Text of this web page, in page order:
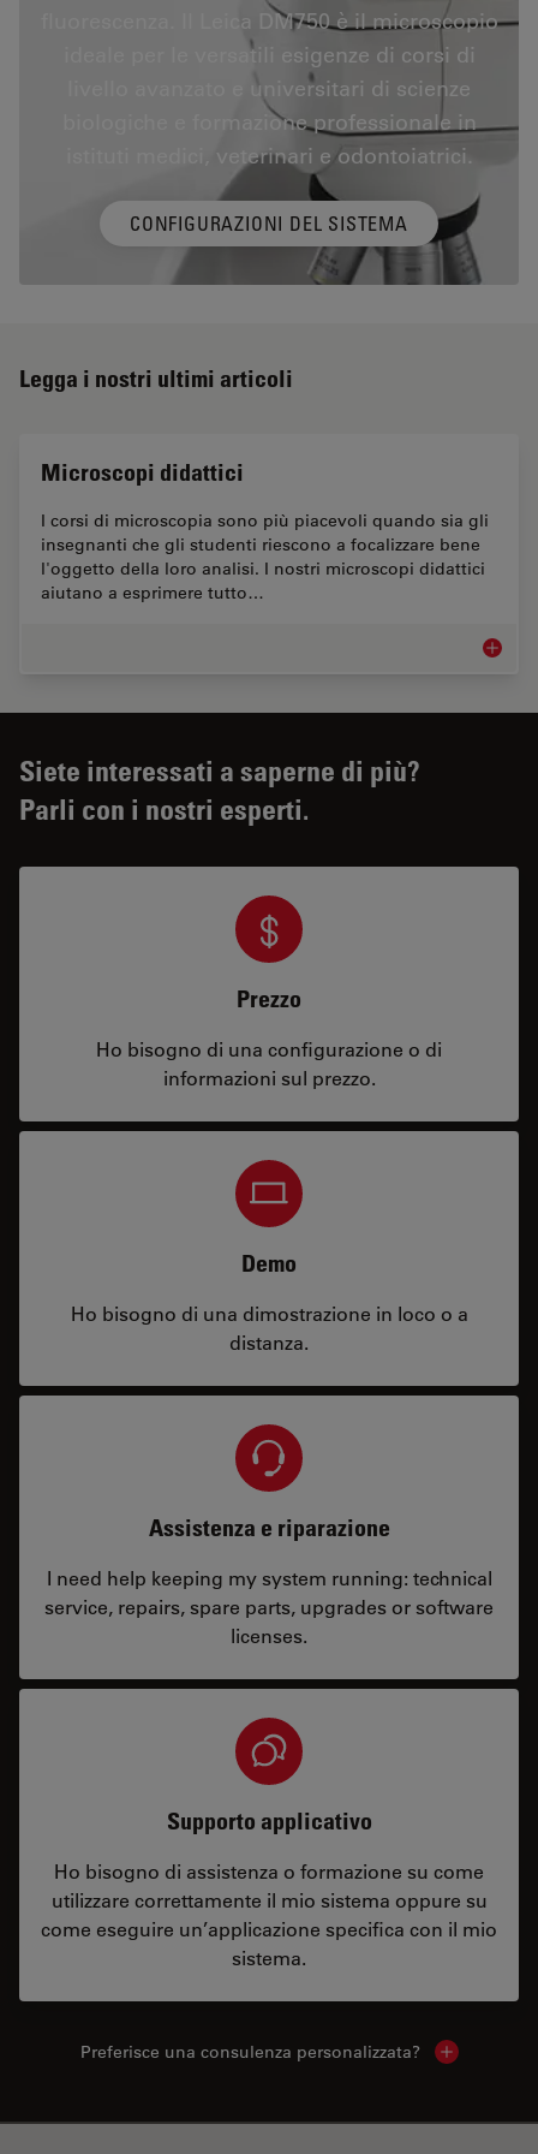
fluorescenza. Il Leica DM750 è il microscopio
ideale per le versatili esigenze di corsi di
livello avanzato e universitari di scienze
biologiche e formazione professionale in
istituti medici, veterinari e odontoiatrici.
CONFIGURAZIONI DEL SISTEMA
Legga i nostri ultimi articoli
Microscopi didattici
I corsi di microscopia sono più piacevoli quando sia gli
insegnanti che gli studenti riescono a focalizzare bene
l'oggetto della loro analisi. I nostri microscopi didattici
aiutano a esprimere tutto…
Siete interessati a saperne di più?
Parli con i nostri esperti.
Prezzo
Ho bisogno di una configurazione o di
informazioni sul prezzo.
Demo
Ho bisogno di una dimostrazione in loco o a
distanza.
Assistenza e riparazione
I need help keeping my system running: technical
service, repairs, spare parts, upgrades or software
licenses.
Supporto applicativo
Ho bisogno di assistenza o formazione su come
utilizzare correttamente il mio sistema oppure su
come eseguire un’applicazione specifica con il mio
sistema.
Preferisce una consulenza personalizzata? Show local